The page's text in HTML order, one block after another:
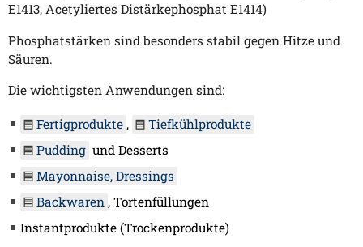
E1413, Acetyliertes Distärkephosphat E1414)
Phosphatstärken sind besonders stabil gegen Hitze und
Säuren.
Die wichtigsten Anwendungen sind:
Fertigprodukte ,
Tiefkühlprodukte
Pudding und Desserts
Mayonnaise, Dressings
Backwaren , Tortenfüllungen
Instantprodukte (Trockenprodukte)